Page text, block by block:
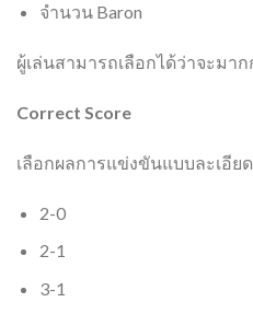
จำนวน Baron
ผู้เล่นสามารถเลือกได้ว่าจะม
Correct Score
เลือกผลการแข่งขันแบบละเอีย
2-0
2-1
3-1